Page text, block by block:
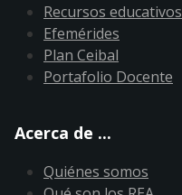
Recursos educativos
Efemérides
Plan Ceibal
Portafolio Docente
Acerca de ...
Quiénes somos